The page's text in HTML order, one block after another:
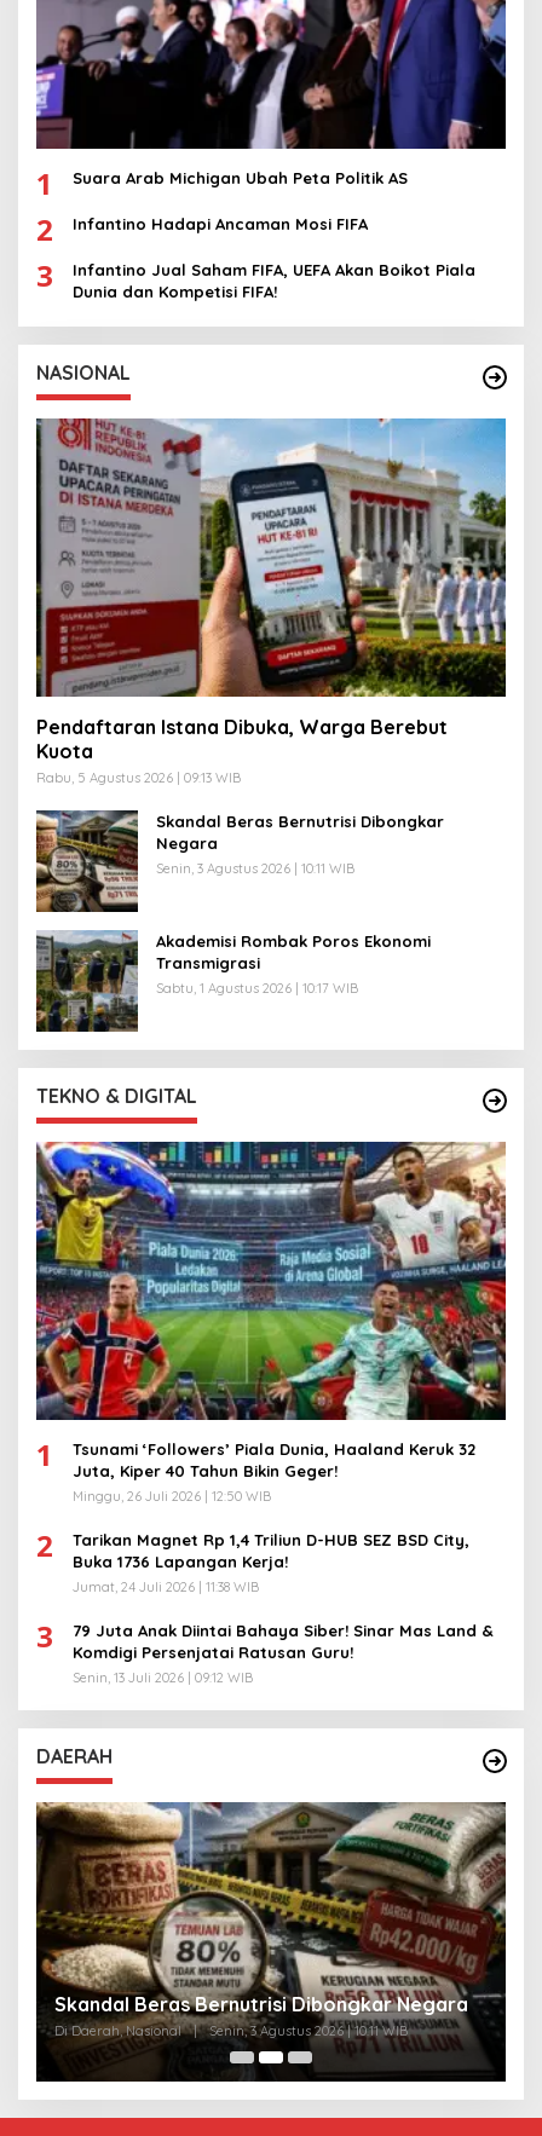
1 Suara Arab Michigan Ubah Peta Politik AS
2 Infantino Hadapi Ancaman Mosi FIFA
3
Infantino Jual Saham FIFA, UEFA Akan Boikot Piala
Dunia dan Kompetisi FIFA!
NASIONAL
Pendaftaran Istana Dibuka, Warga Berebut
Kuota
Rabu, 5 Agustus 2026 | 09:13 WIB
Skandal Beras Bernutrisi Dibongkar
Negara
Senin, 3 Agustus 2026 | 10:11 WIB
Akademisi Rombak Poros Ekonomi
Transmigrasi
Sabtu, 1 Agustus 2026 | 10:17 WIB
TEKNO & DIGITAL
1
Tsunami ‘Followers’ Piala Dunia, Haaland Keruk 32
Juta, Kiper 40 Tahun Bikin Geger!
Minggu, 26 Juli 2026 | 12:50 WIB
2
Tarikan Magnet Rp 1,4 Triliun D-HUB SEZ BSD City,
Buka 1736 Lapangan Kerja!
Jumat, 24 Juli 2026 | 11:38 WIB
3
79 Juta Anak Diintai Bahaya Siber! Sinar Mas Land &
Komdigi Persenjatai Ratusan Guru!
Senin, 13 Juli 2026 | 09:12 WIB
DAERAH
Skandal Beras Bernutrisi Dibongkar Negara
Di Daerah, Nasional | Senin, 3 Agustus 2026 | 10:11 WIB